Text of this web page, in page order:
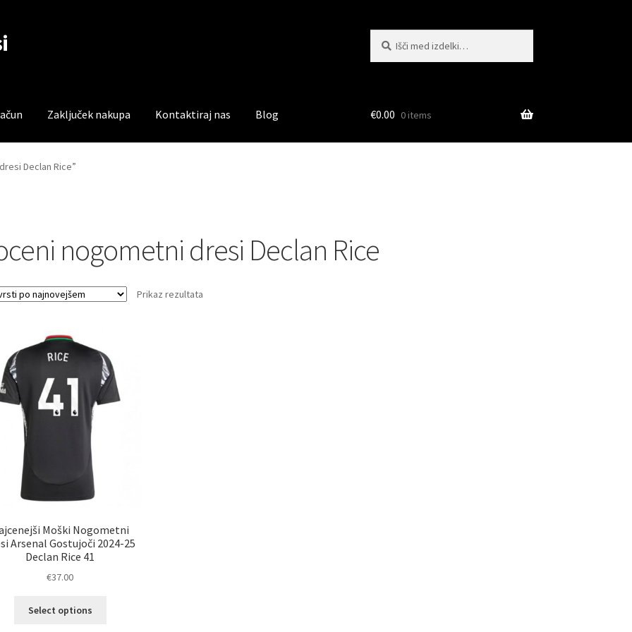
Zaključek nakupa Kontaktiraj nas Blog
TrgovinaZaključek nakupa
€0.00 0 items
Declan Rice”
nogometni dresi Declan Rice
Prikaz rezultata
Moški Nogometni
Arsenal Gostujoči 2024-25
Declan Rice 41
€37.00
Select options